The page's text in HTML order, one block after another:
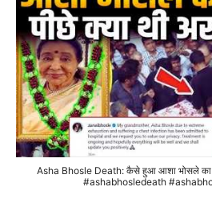
Asha Bhosle Death: कैसे हुआ आशा भोसले का
#ashabhosledeath